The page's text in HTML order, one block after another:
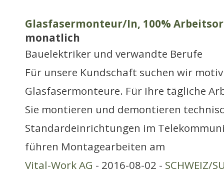
Glasfasermonteur/In, 100%
monatlich
Bauelektriker und verwandte Berufe
Für unsere Kundschaft suchen wir
Glasfasermonteure. Für Ihre tägliche
Sie montieren und demontieren
Standardeinrichtungen im
führen Montagearbeiten am
Vital-Work AG - 2016-08-02 - SCHWEIZ/